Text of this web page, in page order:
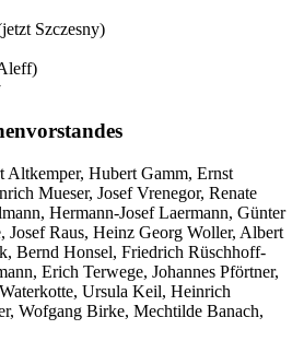
Szczesny)
Altkemper, Hubert Gamm, Ernst
Mueser, Josef Vrenegor, Renate
Hermann-Josef Laermann, Günter
Josef Raus, Heinz Georg Woller, Albert
Bernd Honsel, Friedrich Rüschhoff-
Erich Terwege, Johannes Pförtner,
Ursula Keil, Heinrich
Wofgang Birke, Mechtilde Banach,